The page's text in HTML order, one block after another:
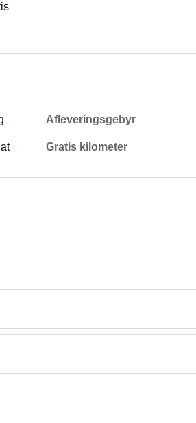
Afleveringsgebyr
Gratis kilometer